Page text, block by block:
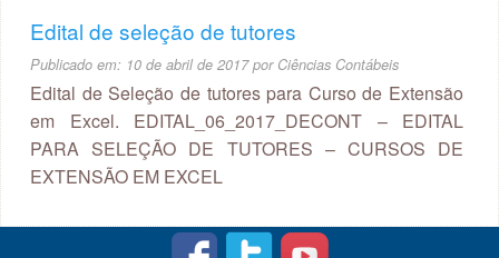
Edital de seleção de tutores
Publicado em: 10 de abril de 2017porCiências Contábeis
Edital de Seleção de tutores para Curso de Extensão
em Excel. EDITAL_06_2017_DECONT – EDITAL
PARA SELEÇÃO DE TUTORES – CURSOS DE
EXTENSÃO EM EXCEL